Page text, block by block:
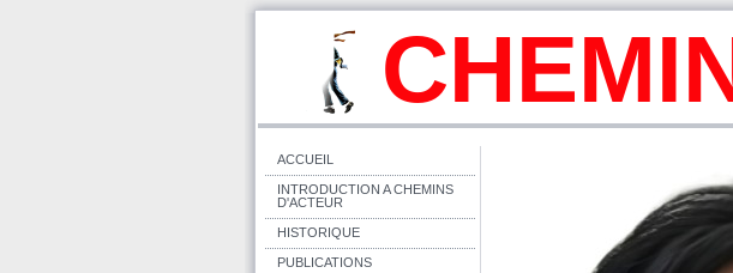
ACCUEIL
INTRODUCTION A CHEMINS
D'ACTEUR
HISTORIQUE
PUBLICATIONS